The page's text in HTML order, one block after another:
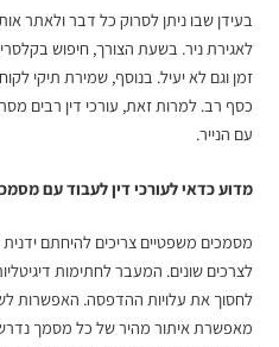
בעידן שבו ניתן לסרוק כל דבר ולאתר
לאגירת ניר. בשעת הצורך, חיפוש
זמן וגם לא יעיל. בנוסף, שמירת תיקי
כסף רב. למרות זאת, עורכי דין רבים
עם הנייר.
מדוע כדאי לעורכי דין לעבוד עם
מסמכים משפטיים צריכים להיחתם
לצרכים שונים. המעבר לחתימות
לחסוך את עלויות ההדפסה. האפשרות
מאפשרת איתור מהיר של כל מסמך